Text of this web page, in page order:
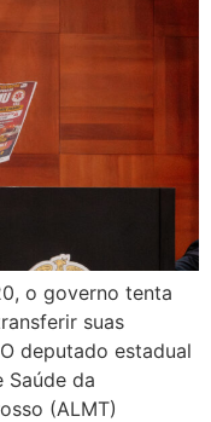
o governo tenta
suas
deputado estadual
Saúde da
(ALMT)